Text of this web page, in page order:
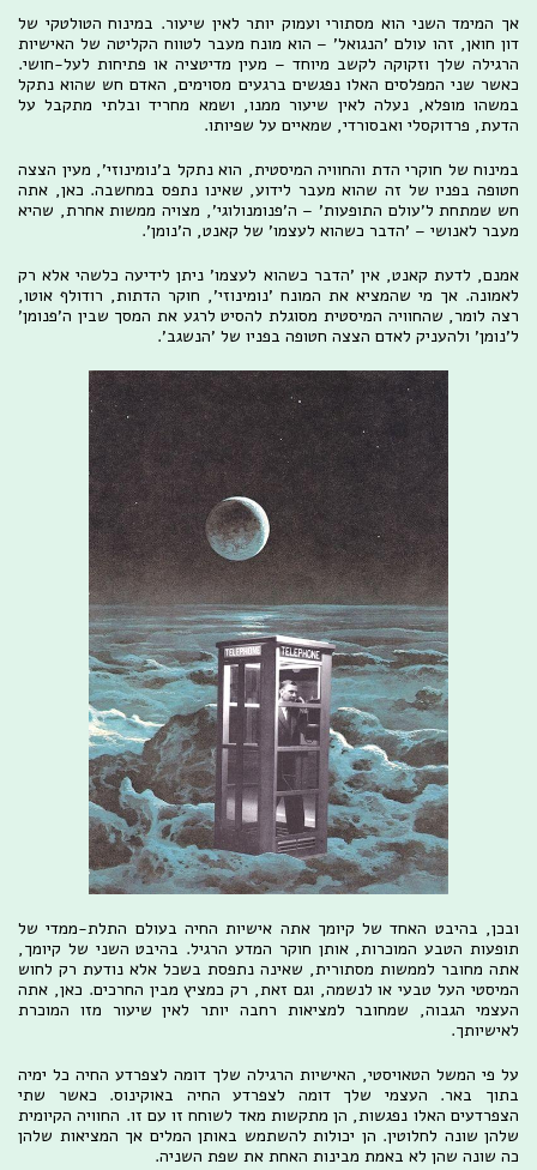
אך המימד השני הוא מסתורי ועמוק יותר לאין שיעור. במינוח הטולטקי של
דון חואן, זהו עולם 'הנגואל' – הוא מונח מעבר לטווח הקליטה של האישיות
הרגילה שלך וזקוקה לקשב מיוחד – מעין מדיטציה או פתיחות לעל-חושי.
כאשר שני המפלסים האלו נפגשים ברגעים מסוימים, האדם חש שהוא נתקל
במשהו מופלא, נעלה לאין שיעור ממנו, ושמא מחריד ובלתי מתקבל על
הדעת, פרדוקסלי ואבסורדי, שמאיים על שפיותו.
במינוח של חוקרי הדת והחוויה המיסטית, הוא נתקל ב'נומינוזי', מעין הצצה
חטופה בפניו של זה שהוא מעבר לידוע, שאינו נתפס במחשבה. כאן, אתה
חש שמתחת ל'עולם התופעות' – ה'פנומנולוגי', מצויה ממשות אחרת, שהיא
מעבר לאנושי – 'הדבר כשהוא לעצמו' של קאנט, ה'נומן'.
אמנם, לדעת קאנט, אין 'הדבר כשהוא לעצמו' ניתן לידיעה כלשהי אלא רק
לאמונה. אך מי שהמציא את המונח 'נומינוזי', חוקר הדתות, רודולף אוטו,
רצה לומר, שהחוויה המיסטית מסוגלת להסיט לרגע את המסך שבין ה'פנומן'
ל'נומן' ולהעניק לאדם הצצה חטופה בפניו של 'הנשגב'.
ובכן, בהיבט האחד של קיומך אתה אישיות החיה בעולם התלת-ממדי של
תופעות הטבע המוכרות, אותן חוקר המדע הרגיל. בהיבט השני של קיומך,
אתה מחובר לממשות מסתורית, שאינה נתפסת בשכל אלא נודעת רק לחוש
המיסטי העל טבעי או לנשמה, וגם זאת, רק כמציץ מבין החרכים. כאן, אתה
העצמי הגבוה, שמחובר למציאות רחבה יותר לאין שיעור מזו המוכרת
לאישיותך.
על פי המשל הטאויסטי, האישיות הרגילה שלך דומה לצפרדע החיה כל ימיה
בתוך באר. העצמי שלך דומה לצפרדע החיה באוקינוס. כאשר שתי
הצפרדעים האלו נפגשות, הן מתקשות מאד לשוחח זו עם זו. החוויה הקיומית
שלהן שונה לחלוטין. הן יכולות להשתמש באותן המלים אך המציאות שלהן
כה שונה שהן לא באמת מבינות האחת את שפת השניה.